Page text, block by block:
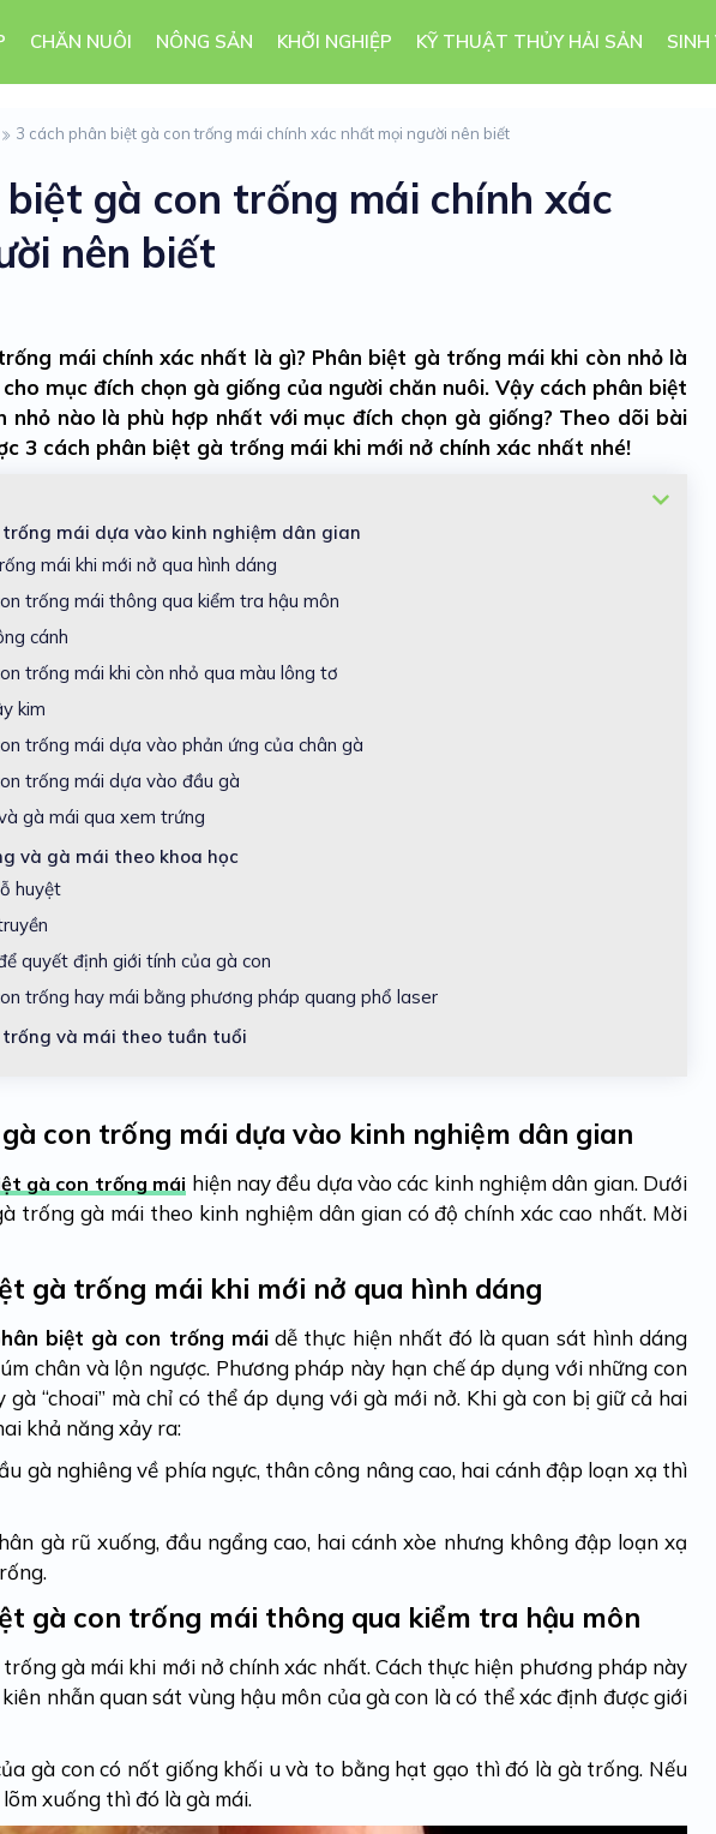
CHĂN NUÔI NÔNG SẢN KHỞI NGHIỆP KỸ THUẬT THỦY HẢI SẢN
3 cách phân biệt gà con trống mái chính xác nhất mọi người nên biết
gà con trống mái chính xác
nên biết
mái chính xác nhất là gì? Phân biệt gà trống mái khi còn nhỏ là
mục đích chọn gà giống của người chăn nuôi. Vậy cách phân biệt
nào là phù hợp nhất với mục đích chọn gà giống? Theo dõi bài
3 cách phân biệt gà trống mái khi mới nở chính xác nhất nhé!
mái dựa vào kinh nghiệm dân gian
mái khi mới nở qua hình dáng
trống mái thông qua kiểm tra hậu môn
cánh
trống mái khi còn nhỏ qua màu lông tơ
kim
trống mái dựa vào phản ứng của chân gà
trống mái dựa vào đầu gà
gà mái qua xem trứng
và gà mái theo khoa học
huyệt
quyết định giới tính của gà con
trống hay mái bằng phương pháp quang phổ laser
và mái theo tuần tuổi
con trống mái dựa vào kinh nghiệm dân gian
gà con trống mái hiện nay đều dựa vào các kinh nghiệm dân gian. Dưới
trống gà mái theo kinh nghiệm dân gian có độ chính xác cao nhất. Mời
gà trống mái khi mới nở qua hình dáng
biệt gà con trống máidễ thực hiện nhất đó là quan sát hình dáng
chân và lộn ngược. Phương pháp này hạn chế áp dụng với những con
“choai” mà chỉ có thể áp dụng với gà mới nở. Khi gà con bị giữ cả hai
khả năng xảy ra:
gà nghiêng về phía ngực, thân công nâng cao, hai cánh đập loạn xạ thì
gà rũ xuống, đầu ngẩng cao, hai cánh xòe nhưng không đập loạn xạ
gà con trống mái thông qua kiểm tra hậu môn
gà mái khi mới nở chính xác nhất. Cách thực hiện phương pháp này
nhẫn quan sát vùng hậu môn của gà con là có thể xác định được giới
gà con có nốt giống khối u và to bằng hạt gạo thì đó là gà trống. Nếu
xuống thì đó là gà mái.